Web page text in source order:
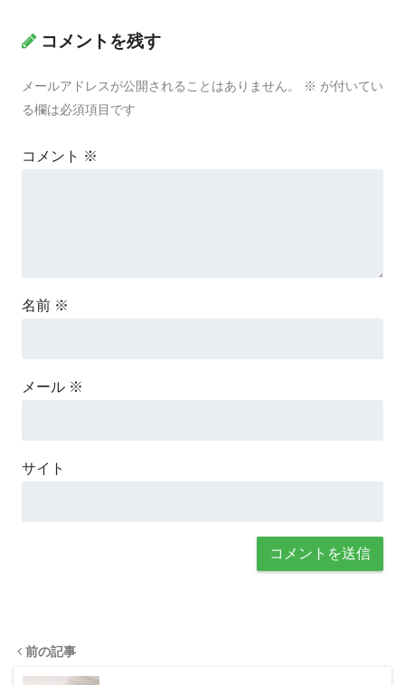
コメントを残す
メールアドレスが公開されることはありません。 ※ が付いてい
る欄は必須項目です
コメント ※
名前 ※
メール ※
サイト
前の記事